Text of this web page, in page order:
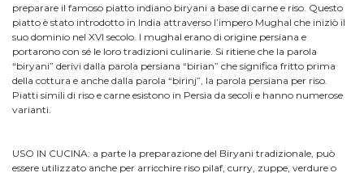
preparare il famoso piatto indiano biryani a base di carne e riso. Questo
piatto è stato introdotto in India attraverso l’impero Mughal che iniziò il
suo dominio nel XVI secolo. I mughal erano di origine persiana e
portarono con sé le loro tradizioni culinarie. Si ritiene che la parola
“biryani” derivi dalla parola persiana “birian” che significa fritto prima
della cottura e anche dalla parola “birinj”, la parola persiana per riso.
Piatti simili di riso e carne esistono in Persia da secoli e hanno numerose
varianti.
USO IN CUCINA: a parte la preparazione del Biryani tradizionale, può
essere utilizzato anche per arricchire riso pilaf, curry, zuppe, verdure o